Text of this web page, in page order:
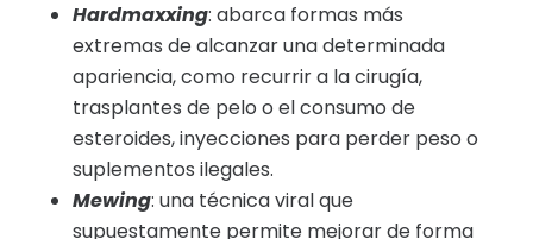
Hardmaxxing: abarca formas más
extremas de alcanzar una determinada
apariencia, como recurrir a la cirugía,
trasplantes de pelo o el consumo de
esteroides, inyecciones para perder peso o
suplementos ilegales.
Mewing: una técnica viral que
supuestamente permite mejorar de forma